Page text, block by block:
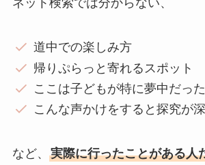
ネット検索では分からない、
道中での楽しみ方
帰りぷらっと寄れるスポット
ここは子どもが特に夢中だった
こんな声かけをすると探究が
など、 実際に行ったことがある人